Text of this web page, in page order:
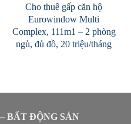
Cho thuê gấp căn hộ
Eurowindow Multi
Complex, 111m1 – 2 phòng
ngủ, đủ đồ, 20 triệu/tháng
BẤT ĐỘNG SẢN